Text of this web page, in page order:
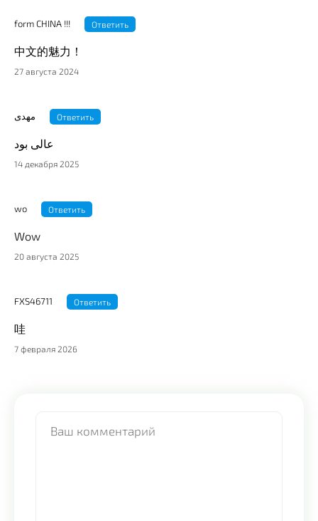
form CHINA !!! Ответить
中文的魅力！
27 августа 2024
مهدی Ответить
عالی بود
14 декабря 2025
wo Ответить
Wow
20 августа 2025
FXS46711 Ответить
哇
7 февраля 2026